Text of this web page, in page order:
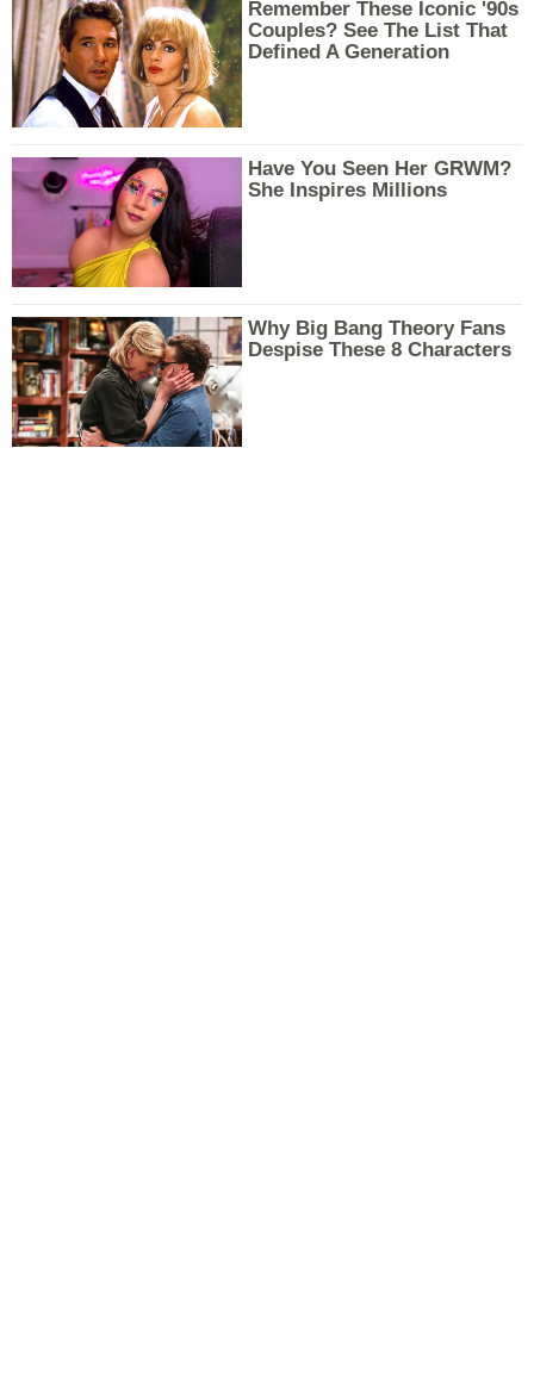
Remember These Iconic '90s
Couples? See The List That
Defined A Generation
Have You Seen Her GRWM?
She Inspires Millions
Why Big Bang Theory Fans
Despise These 8 Characters